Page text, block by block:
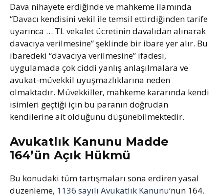
Dava nihayete erdiğinde ve mahkeme ilamında
“Davacı kendisini vekil ile temsil ettirdiğinden tarife
uyarınca … TL vekalet ücretinin davalıdan alınarak
davacıya verilmesine” şeklinde bir ibare yer alır. Bu
ibaredeki “davacıya verilmesine” ifadesi,
uygulamada çok ciddi yanlış anlaşılmalara ve
avukat-müvekkil uyuşmazlıklarına neden
olmaktadır. Müvekkiller, mahkeme kararında kendi
isimleri geçtiği için bu paranın doğrudan
kendilerine ait olduğunu düşünebilmektedir.
Avukatlık Kanunu Madde
164’ün Açık Hükmü
Bu konudaki tüm tartışmaları sona erdiren yasal
düzenleme, 1136 sayılı Avukatlık Kanunu‘nun 164.